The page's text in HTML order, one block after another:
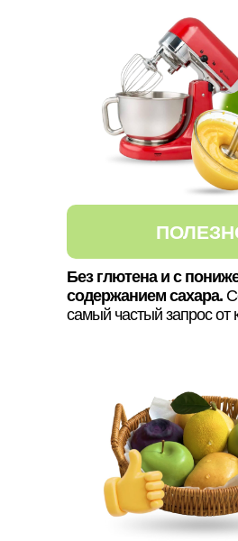
Без глютена и с
содержанием сахара.
самый частый запрос от